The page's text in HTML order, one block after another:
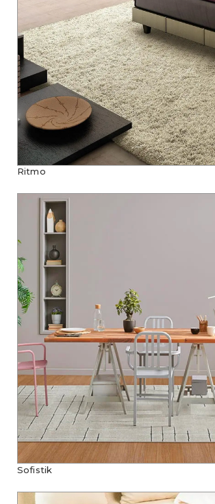
Ritmo
Sofistik